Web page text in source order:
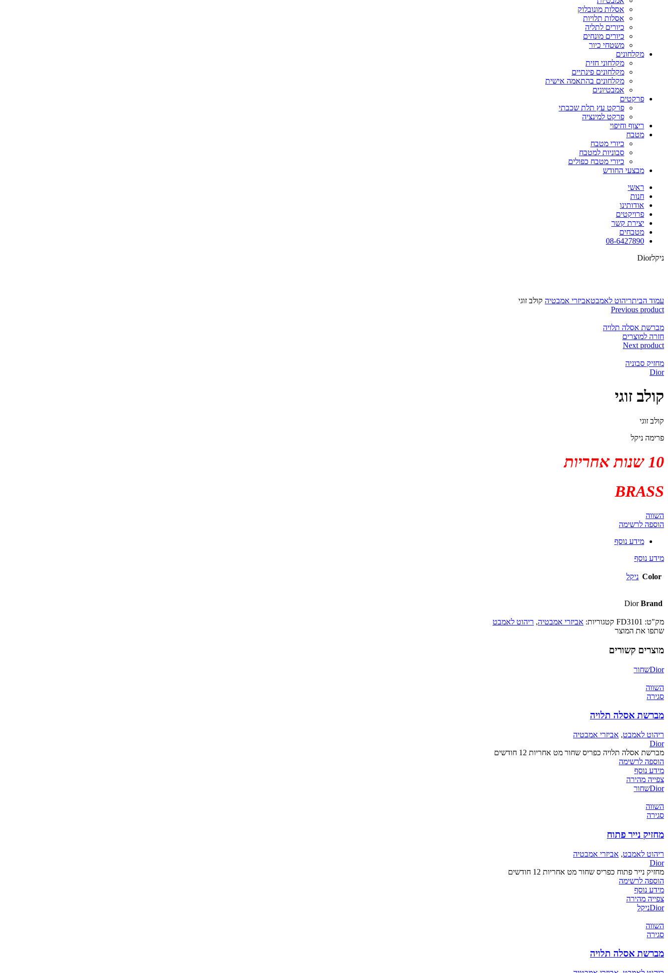
אסלות מונובלוק
אסלות תלויות
כיורים לתליה
כיורים מונחים
משטחי כיור
מקלחונים
מקלחוני חזית
מקלחונים פינתיים
מקלחונים בהתאמה אישית
אמבטיונים
פרקטים
פרקט עץ תלת שכבתי
פרקט למינציה
ריצוף וחיפוי
מטבח
כיורי מטבח
סבוניות למטבח
כיורי מטבח כפולים
מבצעי החודש
ראשי
חנות
אודותינו
פרויקטים
יצירת קשר
מטבחים
08-6427890
ניקלDior
עמוד הביתריהוט לאמבטאביזרי אמבטיה קולב זוגי
Previous product
מברשת אסלה תלויה
חזרה למוצרים
Next product
מחזיק סבוניה
Dior
קולב זוגי
קולב זוגי
פרימה ניקל
10 שנות אחריות
BRASS
השווה
הוספה לרשימה
מידע נוסף
מידע נוסף
Color ניקל
Brand
Dior
מק"ט: FD3101 קטגוריות: אביזרי אמבטיה, ריהוט לאמבט
שתפו את המוצר
מוצרים קשורים
Diorשחור
השווה
סגירה
מברשת אסלה תלויה
ריהוט לאמבט, אביזרי אמבטיה
Dior
מברשת אסלה תלויה כפריס שחור מט אחריות 12 חודשים
הוספה לרשימה
מידע נוסף
צפייה מהירה
Diorשחור
השווה
סגירה
מחזיק נייר פתוח
ריהוט לאמבט, אביזרי אמבטיה
Dior
מחזיק נייר פתוח כפריס שחור מט אחריות 12 חודשים
הוספה לרשימה
מידע נוסף
צפייה מהירה
Diorניקל
השווה
סגירה
מברשת אסלה תלויה